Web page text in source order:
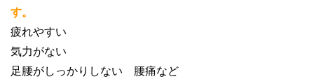
す。
疲れやすい
気力がない
足腰がしっかりしない 腰痛など